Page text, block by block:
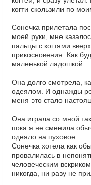
когти скользили по
Сонечка прилетала
моей руки, мне
пальцы с когтями
прикосновения. Как
маленькой ладошкой.
Она долго смотрела,
одеялом. И однажды
меня это стало
Она играла со мной
пока я не сменила
одеяло на пуховое.
Сонечка хотела как
провалилась в
человеческим
никогда, ни разу не